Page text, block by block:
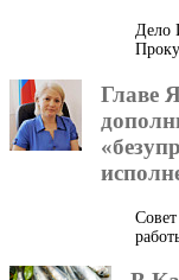
Дело
Главе